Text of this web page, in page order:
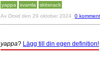
yappa svamla skitsnack
Av Droid den 29 oktober 2024 0
yappa? Lägg till din egen definition!